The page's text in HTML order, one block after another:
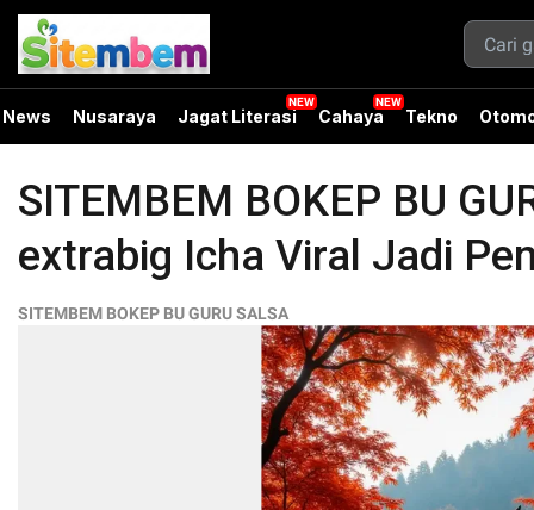
News Nusaraya Jagat Literasi Cahaya Tekno
SITEMBEM BOKEP BU
extrabig Icha Viral Jadi
SITEMBEM BOKEP BU GURU SALSA